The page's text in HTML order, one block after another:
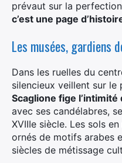
prévaut sur la
c’est une page
Les musées, gardiens
Dans les ruelles du
silencieux veillent sur le
Scaglione fige l’intimité
avec ses candélabres,
XVIIIe siècle. Les sols
ornés de motifs arabes
siècles de métissage
Rechercher
: